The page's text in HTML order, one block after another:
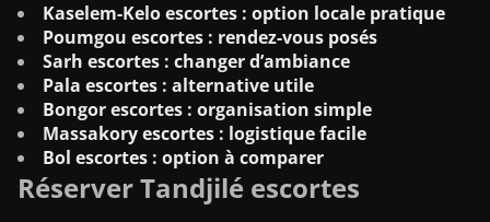
Kaselem-Kelo escortes : option locale pratique
Poumgou escortes : rendez-vous posés
Sarh escortes : changer d’ambiance
Pala escortes : alternative utile
Bongor escortes : organisation simple
Massakory escortes : logistique facile
Bol escortes : option à comparer
Réserver Tandjilé escortes